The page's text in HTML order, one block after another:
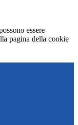
essere
pagina della cookie